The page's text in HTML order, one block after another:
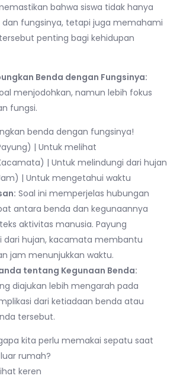
bahwa siswa tidak hanya
fungsinya, tetapi juga memahami
penting bagi kehidupan
Benda dengan Fungsinya:
menjodohkan, namun lebih fokus
fungsi.
benda dengan fungsinya!
| Untuk melihat
| Untuk melindungi dari hujan
| Untuk mengetahui waktu
Soal ini memperjelas hubungan
antara benda dan kegunaannya
aktivitas manusia. Payung
dari hujan, kacamata membantu
jam menunjukkan waktu.
tentang Kegunaan Benda:
diajukan lebih mengarah pada
dari ketiadaan benda atau
tersebut.
kita perlu memakai sepatu saat
rumah?
keren